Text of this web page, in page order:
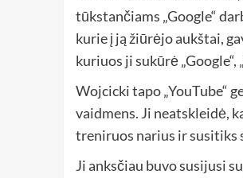
tūkstančiams „Google“
kurie į ją žiūrėjo aukštai,
kuriuos ji sukūrė
Wojcicki tapo „YouTube“
vaidmens. Ji neatskleidė,
treniruos narius ir susitiks
Ji anksčiau buvo susijusi